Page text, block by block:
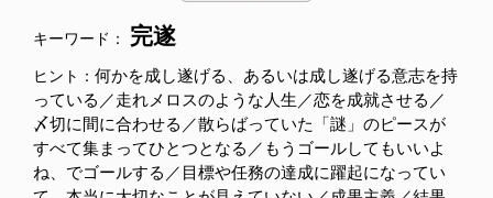
キーワード： 完遂
ヒント： 何かを成し遂げる、あるいは成し遂げる意志を持
っている／走れメロスのような人生／恋を成就させる／
〆切に間に合わせる／散らばっていた「謎」のピースが
すべて集まってひとつとなる／もうゴールしてもいいよ
ね、でゴールする／目標や任務の達成に躍起になってい